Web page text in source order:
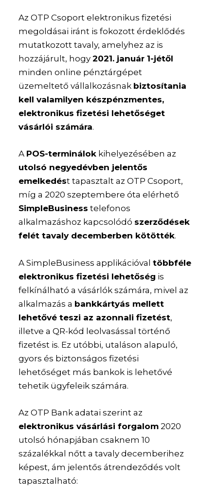
Az OTP Csoport elektronikus fizetési
megoldásai iránt is fokozott érdeklődés
mutatkozott tavaly, amelyhez az is
hozzájárult, hogy2021. január 1-jétől
minden online pénztárgépet
üzemeltető vállalkozásnak biztosítania
kell valamilyen készpénzmentes,
elektronikus fizetési lehetőséget
vásárlói számára.
A POS-terminálok kihelyezésében az
utolsó negyedévben jelentős
emelkedést tapasztalt az OTP Csoport,
míg a 2020 szeptembere óta elérhető
SimpleBusiness telefonos
alkalmazáshoz kapcsolódó szerződések
felét tavaly decemberben kötötték.
A SimpleBusiness applikációvaltöbbféle
elektronikus fizetési lehetőség is
felkínálható a vásárlók számára, mivel az
alkalmazás a bankkártyás mellett
lehetővé teszi az azonnali fizetést,
illetve a QR-kód leolvasással történő
fizetést is. Ez utóbbi, utaláson alapuló,
gyors és biztonságos fizetési
lehetőséget más bankok is lehetővé
tehetik ügyfeleik számára.
Az OTP Bank adatai szerint az
elektronikus vásárlási forgalom 2020
utolsó hónapjában csaknem 10
százalékkal nőtt a tavaly decemberihez
képest, ám jelentős átrendeződés volt
tapasztalható: